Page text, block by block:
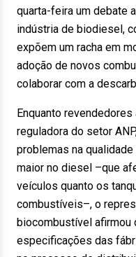
quarta-feira um debate
indústria de biodiesel,
expõem um racha em
adoção de novos
colaborar com a
Enquanto
reguladora do setor
problemas na
maior no diesel –que
veículos quanto os
combustíveis–, o
biocombustível afirmou
especificações das